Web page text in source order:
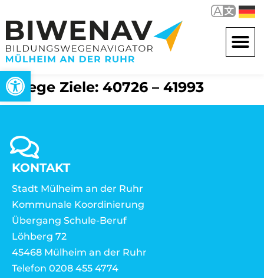
Open toolbar
Wege Ziele: 40726 – 41993
KONTAKT
Stadt Mülheim an der Ruhr
Kommunale Koordinierung
Übergang Schule-Beruf
Löhberg 72
45468 Mülheim an der Ruhr
Telefon 0208 455 4774